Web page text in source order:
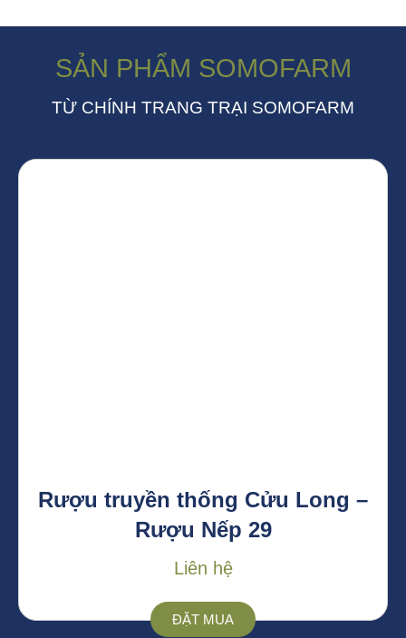
SẢN PHẨM SOMOFARM
TỪ CHÍNH TRANG TRẠI SOMOFARM
Rượu truyền thống Cửu Long –
Rượu Nếp 29
Liên hệ
ĐẶT MUA